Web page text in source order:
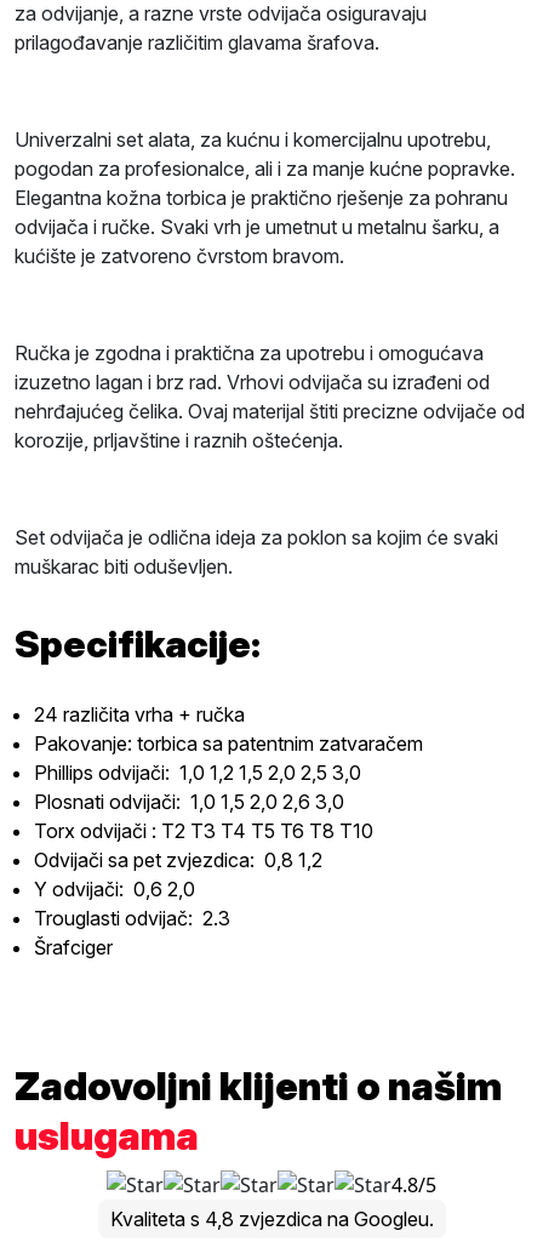
za odvijanje, a razne vrste odvijača osiguravaju
prilagođavanje različitim glavama šrafova.
Univerzalni set alata, za kućnu i komercijalnu upotrebu,
pogodan za profesionalce, ali i za manje kućne popravke.
Elegantna kožna torbica je praktično rješenje za pohranu
odvijača i ručke. Svaki vrh je umetnut u metalnu šarku, a
kućište je zatvoreno čvrstom bravom.
Ručka je zgodna i praktična za upotrebu i omogućava
izuzetno lagan i brz rad. Vrhovi odvijača su izrađeni od
nehrđajućeg čelika. Ovaj materijal štiti precizne odvijače od
korozije, prljavštine i raznih oštećenja.
Set odvijača je odlična ideja za poklon sa kojim će svaki
muškarac biti oduševljen.
Specifikacije:
24 različita vrha + ručka
Pakovanje: torbica sa patentnim zatvaračem
Phillips odvijači: 1,0 1,2 1,5 2,0 2,5 3,0
Plosnati odvijači: 1,0 1,5 2,0 2,6 3,0
Torx odvijači : T2 T3 T4 T5 T6 T8 T10
Odvijači sa pet zvjezdica: 0,8 1,2
Y odvijači: 0,6 2,0
Trouglasti odvijač: 2.3
Šrafciger
Zadovoljni klijenti o našim
uslugama
4.8/5
Kvaliteta s 4,8 zvjezdica na Googleu.